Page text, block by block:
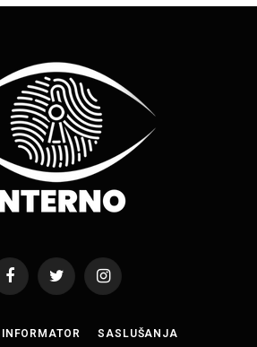
FacebookTwitter Instagram
INFORMATOR SASLUŠANJA